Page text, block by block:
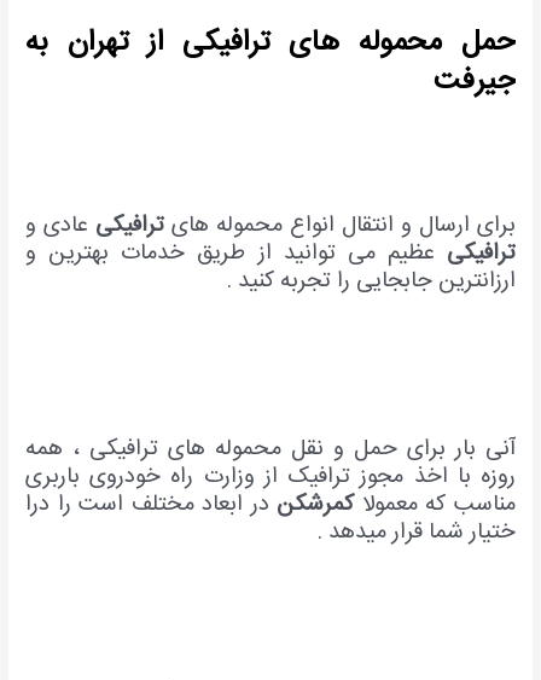
حمل محموله های ترافیکی از تهران به
جیرفت
برای ارسال و انتقال انواع محموله هایترافیکی عادی و
ترافیکی عظیم می توانید از طریق خدمات بهترین و
ارزانترین جابجایی را تجربه کنید .
آنی بار برای حمل و نقل محموله های ترافیکی ، همه
روزه با اخذ مجوز ترافیک از وزارت راه خودروی باربری
مناسب که معمولاکمرشکن در ابعاد مختلف است را درا
ختیار شما قرار میدهد .